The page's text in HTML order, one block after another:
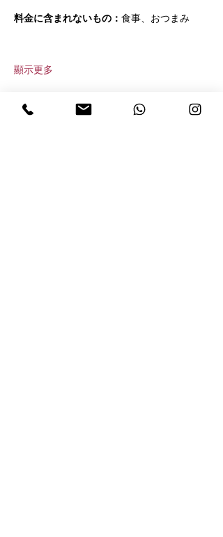
料金に含まれないもの： 食事、おつまみ
顯示更多